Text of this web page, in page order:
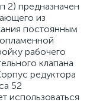
2) предназначен
из
постоянным
рабочего
клапана
редуктора
52
использоваться